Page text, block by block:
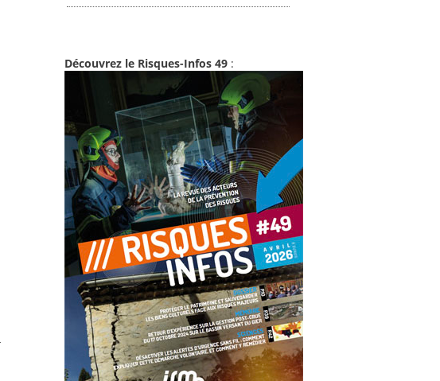
Découvrez le Risques-Infos 49 :